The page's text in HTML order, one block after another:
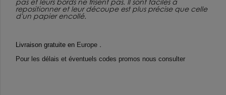
repositionner et leur découpe est plus précise que celle
d'un papier encollé.
Livraison gratuite en Europe .
Pour les délais et éventuels codes promos nous consulter